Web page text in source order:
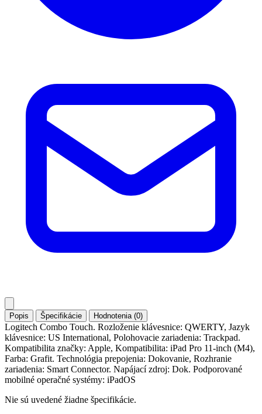
Popis Špecifikácie Hodnotenia (0)
Logitech Combo Touch. Rozloženie klávesnice: QWERTY, Jazyk
klávesnice: US International, Polohovacie zariadenia: Trackpad.
Kompatibilita značky: Apple, Kompatibilita: iPad Pro 11-inch (M4),
Farba: Grafit. Technológia prepojenia: Dokovanie, Rozhranie
zariadenia: Smart Connector. Napájací zdroj: Dok. Podporované
mobilné operačné systémy: iPadOS
Nie sú uvedené žiadne špecifikácie.